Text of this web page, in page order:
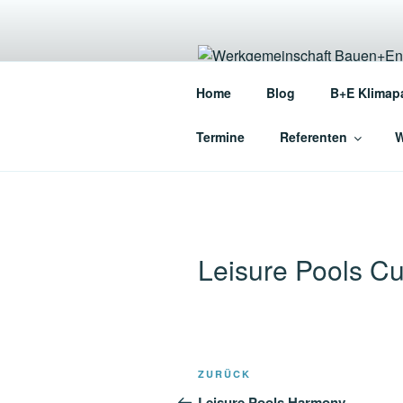
Home Blog B+E
Termine Referenten
Leisure Pools
Beitragsnavigation
Vorheriger
Beitrag
ZURÜCK